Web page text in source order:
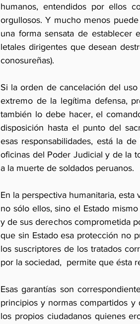
humanos, entendidos por ellos
orgullosos. Y mucho menos
una forma sensata de establecer
letales dirigentes que desean
conosureñas).
Si la orden de cancelación del
extremo de la legítima defensa,
también lo debe hacer, el
disposición hasta el punto del
esas responsabilidades, está la
oficinas del Poder Judicial y de la
a la muerte de soldados peruanos.
En la perspectiva humanitaria,
no sólo ellos, sino el Estado
y de sus derechos comprometida
que sin Estado esa protección no
los suscriptores de los tratados
por la sociedad,  permite que ésta
Esas garantías son
principios y normas compartidos
los propios ciudadanos quienes